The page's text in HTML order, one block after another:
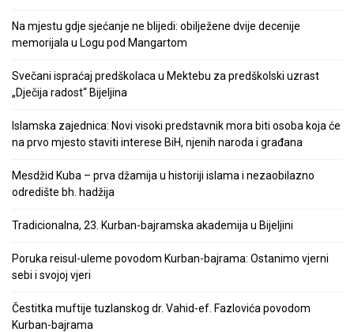
Na mjestu gdje sjećanje ne blijedi: obilježene dvije decenije
memorijala u Logu pod Mangartom
Svečani ispraćaj predškolaca u Mektebu za predškolski uzrast
„Dječija radost“ Bijeljina
Islamska zajednica: Novi visoki predstavnik mora biti osoba koja će
na prvo mjesto staviti interese BiH, njenih naroda i građana
Mesdžid Kuba – prva džamija u historiji islama i nezaobilazno
odredište bh. hadžija
Tradicionalna, 23. Kurban-bajramska akademija u Bijeljini
Poruka reisul-uleme povodom Kurban-bajrama: Ostanimo vjerni
sebi i svojoj vjeri
Čestitka muftije tuzlanskog dr. Vahid-ef. Fazlovića povodom
Kurban-bajrama